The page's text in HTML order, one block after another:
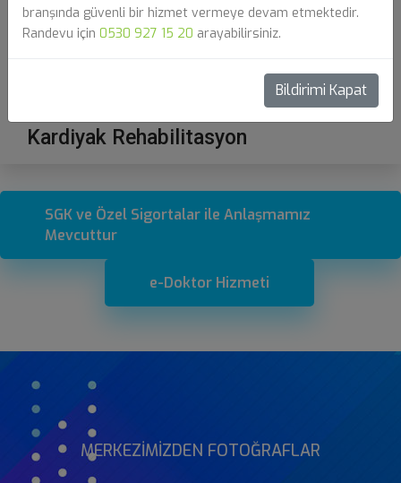
Kardiyak Rehabilitasyon
SGK ve Özel Sigortalar ile Anlaşmamız
Mevcuttur
e-Doktor Hizmeti
MERKEZIMIZDEN FOTOĞRAFLAR
branşında güvenli bir hizmet vermeye devam etmektedir.
Randevu için 0530 927 15 20 arayabilirsiniz.
Bildirimi Kapat